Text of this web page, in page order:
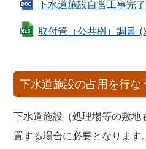
下水道施設自営工事完
取付管（公共桝）調書
下水道施設の占用を行な
下水道施設（処理場等の敷地
置する場合に必要となります。